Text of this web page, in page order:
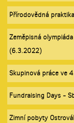
Přírodovědná
Zeměpisná
(6.3.2022)
Skupinová práce ve
Fundraising Days -
Zimní pobyty